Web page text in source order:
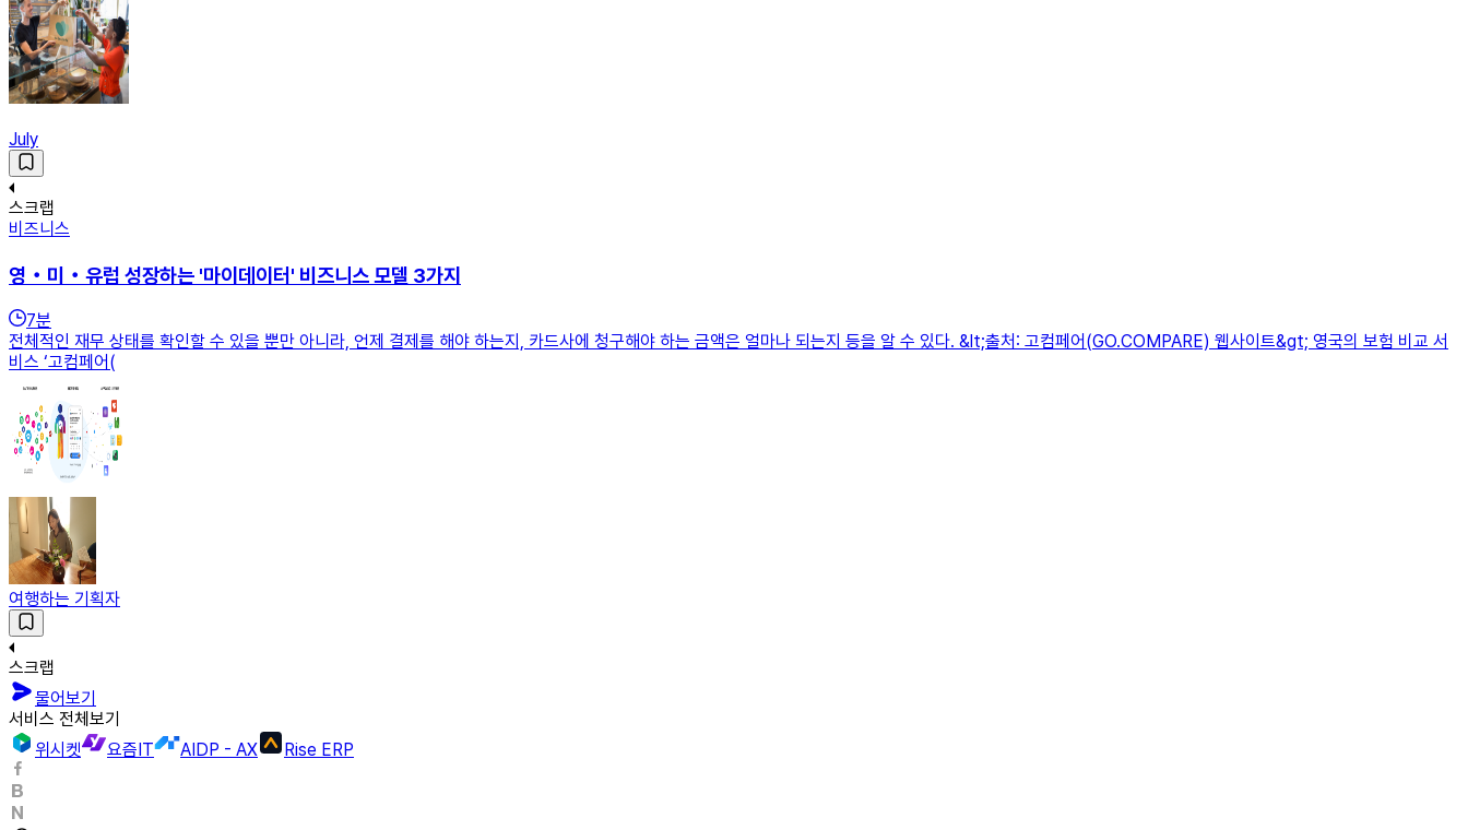
July
스크랩
비즈니스
영‧미‧유럽 성장하는 '마이데이터' 비즈니스 모델 3가지
7분
전체적인 재무 상태를 확인할 수 있을 뿐만 아니라, 언제 결제를 해야 하는지, 카드사에 청구해야 하는 금액은 얼마나 되는지 등을 알 수 있다. &lt;출처: 고컴페어(GO.COMPARE) 웹사이트&gt; 영국의 보험 비교 서
비스 ‘고컴페어(
여행하는 기획자
스크랩
물어보기
서비스 전체보기
위시켓
요즘IT AIDP - AX Rise ERP